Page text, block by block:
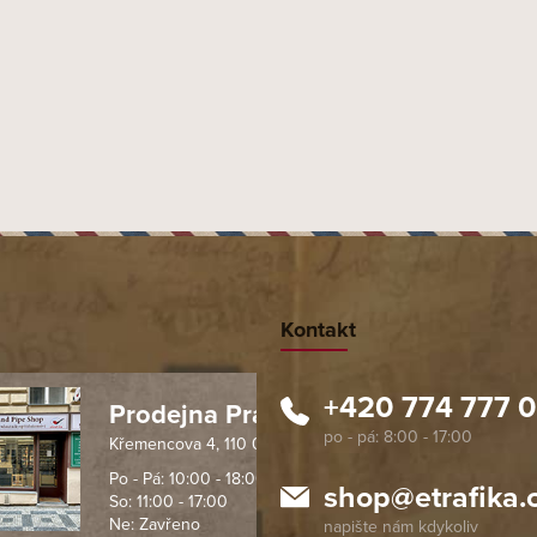
spolehlivý obchod. Nemohu
s ostatními obchody v
protože od první
Profesionální přístup, ochota
komunikace na jedničku s
Prodejna Praha 1
Křemencova 4, 110 00 Praha
Po - Pá: 10:00 - 18:00
So: 11:00 - 17:00
Ne: Zavřeno
Kontakt
shop@
+420 774 777